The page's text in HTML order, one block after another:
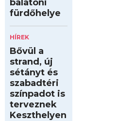
balatoni
fürdőhelye
HÍREK
Bővül a
strand, új
sétányt és
szabadtéri
színpadot is
terveznek
Keszthelyen